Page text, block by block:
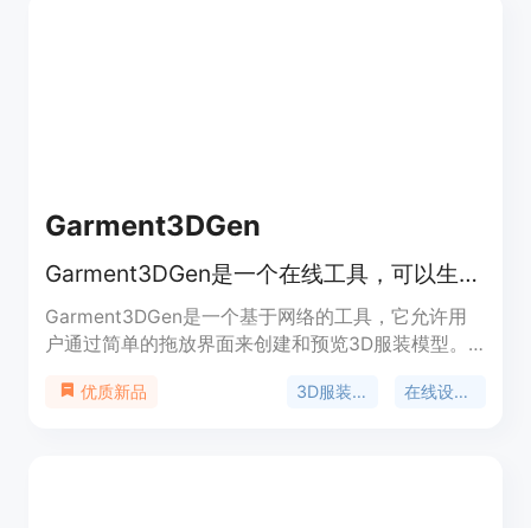
Garment3DGen
Garment3DGen是一个在线工具，可以生成3D服装模型
Garment3DGen是一个基于网络的工具，它允许用
户通过简单的拖放界面来创建和预览3D服装模型。
后生成可以用于进一步设计或打印的3D模型。
优质新品 3D服装建模 在线设计工具